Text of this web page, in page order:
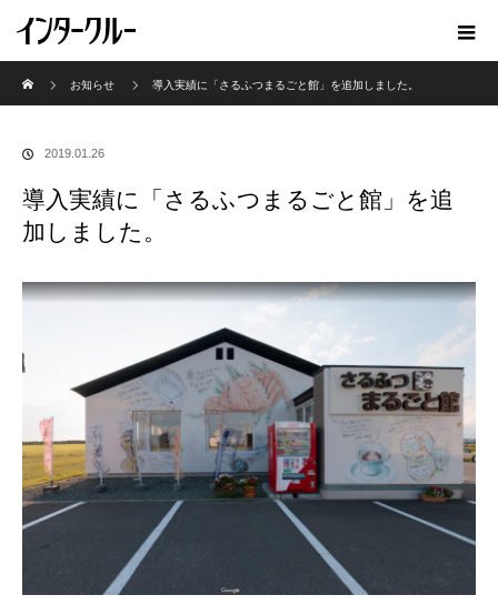
お知らせ
導入実績に「さるふつまるごと館」を追加しました。
2019.01.26
導入実績に「さるふつまるごと館」を追
加しました。